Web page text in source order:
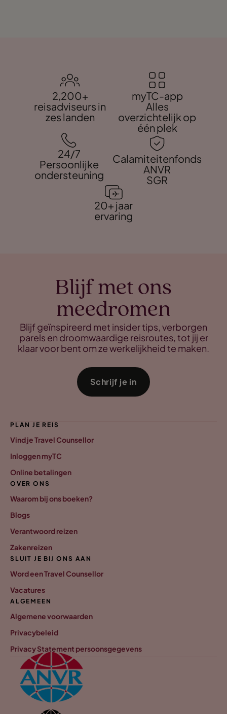
2,200+
reisadviseurs in
zes landen
myTC-app
Alles
overzichtelijk op
één plek
24/7
Persoonlijke
ondersteuning
Calamiteitenfonds
ANVR
SGR
20+ jaar
ervaring
Blijf met ons
meedromen
Blijf geïnspireerd met insider tips, verborgen
parels en droomwaardige reisroutes, tot jij er
klaar voor bent om ze werkelijkheid te maken.
Schrijf je in
PLAN JE REIS
Vind je Travel Counsellor
Inloggen myTC
Online betalingen
OVER ONS
Waarom bij ons boeken?
Blogs
Verantwoord reizen
Zakenreizen
SLUIT JE BIJ ONS AAN
Word een Travel Counsellor
Vacatures
ALGEMEEN
Algemene voorwaarden
Privacybeleid
Privacy Statement persoonsgegevens